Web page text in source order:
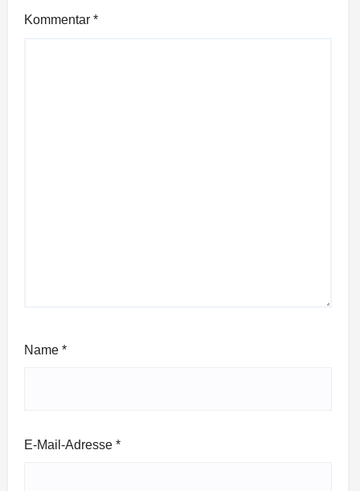
Kommentar *
Name *
E-Mail-Adresse *